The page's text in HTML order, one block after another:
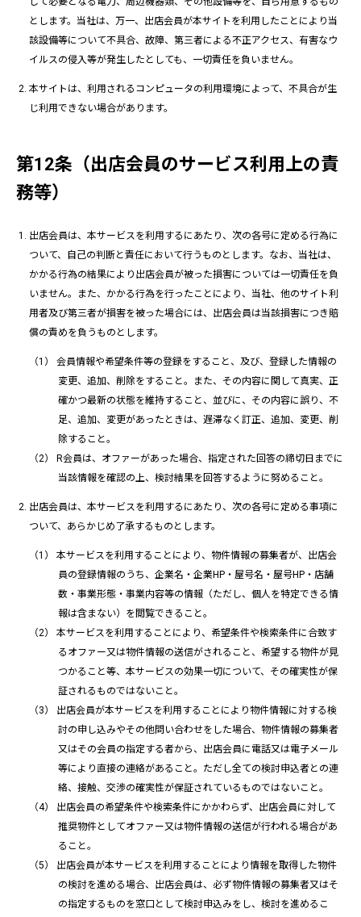
とします。当社は、万一、出店会員が本サイトを利用したことにより当
該設備等について不具合、故障、第三者による不正アクセス、有害なウ
イルスの侵入等が発生したとしても、一切責任を負いません。
本サイトは、利用されるコンピュータの利用環境によって、不具合が生
じ利用できない場合があります。
第12条（出店会員のサービス利用上の責
務等）
出店会員は、本サービスを利用するにあたり、次の各号に定める行為に
ついて、自己の判断と責任において行うものとします。なお、当社は、
かかる行為の結果により出店会員が被った損害については一切責任を負
いません。また、かかる行為を行ったことにより、当社、他のサイト利
用者及び第三者が損害を被った場合には、出店会員は当該損害につき賠
償の責めを負うものとします。
会員情報や希望条件等の登録をすること、及び、登録した情報の
変更、追加、削除をすること。また、その内容に関して真実、正
確かつ最新の状態を維持すること、並びに、その内容に誤り、不
足、追加、変更があったときは、遅滞なく訂正、追加、変更、削
除すること。
R会員は、オファーがあった場合、指定された回答の締切日までに
当該情報を確認の上、検討結果を回答するように努めること。
出店会員は、本サービスを利用するにあたり、次の各号に定める事項に
ついて、あらかじめ了承するものとします。
本サービスを利用することにより、物件情報の募集者が、出店会
員の登録情報のうち、企業名・企業HP・屋号名・屋号HP・店舗
数・事業形態・事業内容等の情報（ただし、個人を特定できる情
報は含まない）を閲覧できること。
本サービスを利用することにより、希望条件や検索条件に合致す
るオファー又は物件情報の送信がされること、希望する物件が見
つかること等、本サービスの効果一切について、その確実性が保
証されるものではないこと。
出店会員が本サービスを利用することにより物件情報に対する検
討の申し込みやその他問い合わせをした場合、物件情報の募集者
又はその会員の指定する者から、出店会員に電話又は電子メール
等により直接の連絡があること。ただし全ての検討申込者との連
絡、接触、交渉の確実性が保証されているものではないこと。
出店会員の希望条件や検索条件にかかわらず、出店会員に対して
推奨物件としてオファー又は物件情報の送信が行われる場合があ
ること。
出店会員が本サービスを利用することにより情報を取得した物件
の検討を進める場合、出店会員は、必ず物件情報の募集者又はそ
の指定するものを窓口として検討申込みをし、検討を進めるこ